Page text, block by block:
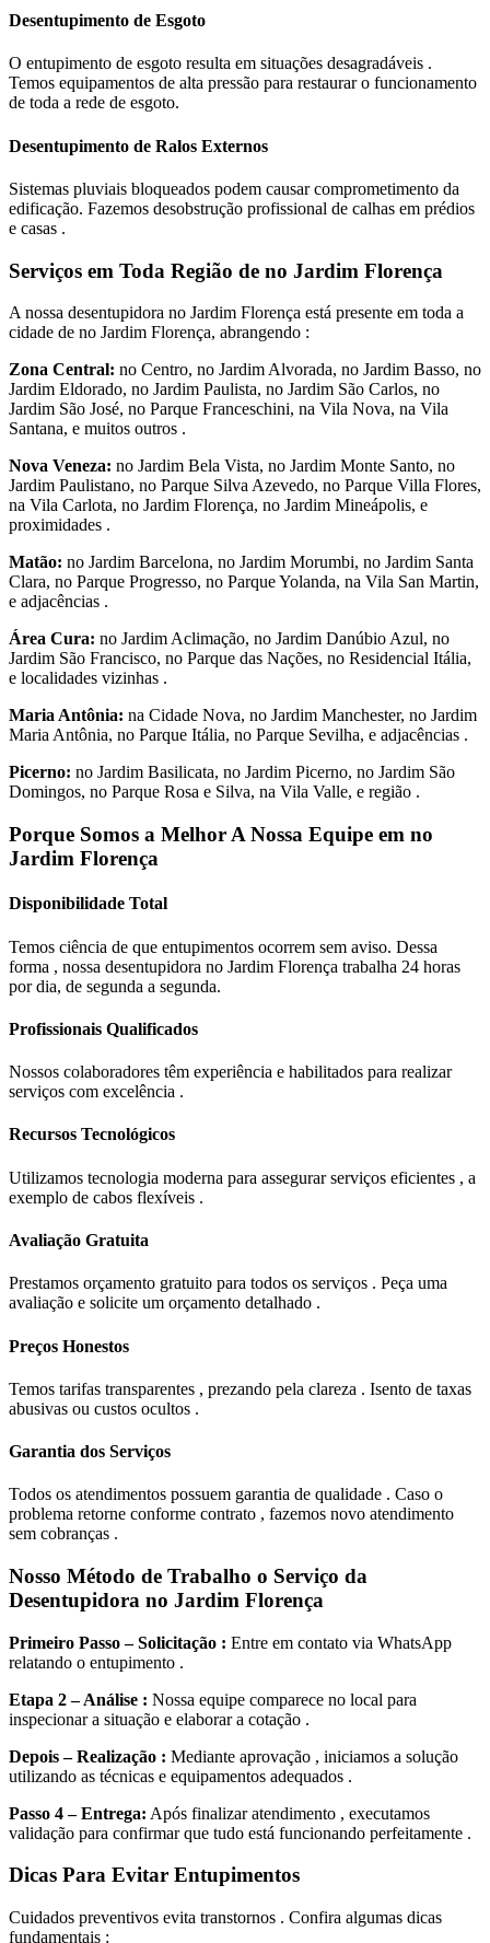
Desentupimento de Esgoto
O entupimento de esgoto resulta em situações desagradáveis .
Temos equipamentos de alta pressão para restaurar o funcionamento
de toda a rede de esgoto.
Desentupimento de Ralos Externos
Sistemas pluviais bloqueados podem causar comprometimento da
edificação. Fazemos desobstrução profissional de calhas em prédios
e casas .
Serviços em Toda Região de no Jardim Florença
A nossa desentupidora no Jardim Florença está presente em toda a
cidade de no Jardim Florença, abrangendo :
Zona Central: no Centro, no Jardim Alvorada, no Jardim Basso, no
Jardim Eldorado, no Jardim Paulista, no Jardim São Carlos, no
Jardim São José, no Parque Franceschini, na Vila Nova, na Vila
Santana, e muitos outros .
Nova Veneza: no Jardim Bela Vista, no Jardim Monte Santo, no
Jardim Paulistano, no Parque Silva Azevedo, no Parque Villa Flores,
na Vila Carlota, no Jardim Florença, no Jardim Mineápolis, e
proximidades .
Matão: no Jardim Barcelona, no Jardim Morumbi, no Jardim Santa
Clara, no Parque Progresso, no Parque Yolanda, na Vila San Martin,
e adjacências .
Área Cura: no Jardim Aclimação, no Jardim Danúbio Azul, no
Jardim São Francisco, no Parque das Nações, no Residencial Itália,
e localidades vizinhas .
Maria Antônia: na Cidade Nova, no Jardim Manchester, no Jardim
Maria Antônia, no Parque Itália, no Parque Sevilha, e adjacências .
Picerno: no Jardim Basilicata, no Jardim Picerno, no Jardim São
Domingos, no Parque Rosa e Silva, na Vila Valle, e região .
Porque Somos a Melhor A Nossa Equipe em no
Jardim Florença
Disponibilidade Total
Temos ciência de que entupimentos ocorrem sem aviso. Dessa
forma , nossa desentupidora no Jardim Florença trabalha 24 horas
por dia, de segunda a segunda.
Profissionais Qualificados
Nossos colaboradores têm experiência e habilitados para realizar
serviços com excelência .
Recursos Tecnológicos
Utilizamos tecnologia moderna para assegurar serviços eficientes , a
exemplo de cabos flexíveis .
Avaliação Gratuita
Prestamos orçamento gratuito para todos os serviços . Peça uma
avaliação e solicite um orçamento detalhado .
Preços Honestos
Temos tarifas transparentes , prezando pela clareza . Isento de taxas
abusivas ou custos ocultos .
Garantia dos Serviços
Todos os atendimentos possuem garantia de qualidade . Caso o
problema retorne conforme contrato , fazemos novo atendimento
sem cobranças .
Nosso Método de Trabalho o Serviço da
Desentupidora no Jardim Florença
Primeiro Passo – Solicitação : Entre em contato via WhatsApp
relatando o entupimento .
Etapa 2 – Análise : Nossa equipe comparece no local para
inspecionar a situação e elaborar a cotação .
Depois – Realização : Mediante aprovação , iniciamos a solução
utilizando as técnicas e equipamentos adequados .
Passo 4 – Entrega: Após finalizar atendimento , executamos
validação para confirmar que tudo está funcionando perfeitamente .
Dicas Para Evitar Entupimentos
Cuidados preventivos evita transtornos . Confira algumas dicas
fundamentais :